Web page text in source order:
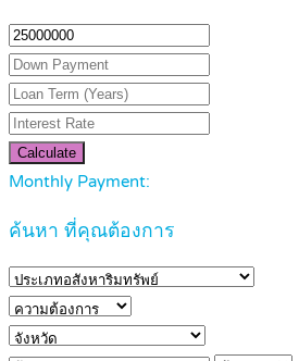
Calculate
Monthly Payment:
ค้นหา ที่คุณต้องการ